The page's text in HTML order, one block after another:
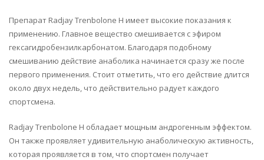
Препарат Radjay Trenbolone H имеет высокие показания к
применению. Главное вещество смешивается с эфиром
гексагидробензилкарбонатом. Благодаря подобному
смешиванию действие анаболика начинается сразу же после
первого применения. Стоит отметить, что его действие длится
около двух недель, что действительно радует каждого
спортсмена.
Radjay Trenbolone H обладает мощным андрогенным эффектом.
Он также проявляет удивительную анаболическую активность,
которая проявляется в том, что спортсмен получает